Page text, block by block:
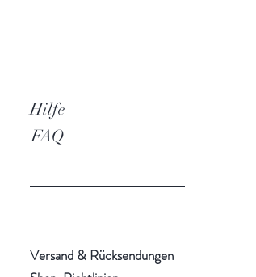
Hilfe
FAQ
Versand & Rücksendungen